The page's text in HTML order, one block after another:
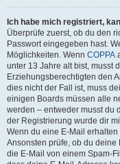
Ich habe mich registriert,
Überprüfe zuerst, ob du den
Passwort eingegeben hast.
Möglichkeiten. Wenn COPPA
unter 13 Jahre alt bist, musst
Erziehungsberechtigten den
dies nicht der Fall ist, muss
einigen Boards müssen alle
werden – entweder musst du
der Registrierung wurde dir
Wenn du eine E-Mail
Ansonsten prüfe, ob du
die E-Mail von einem Spam-